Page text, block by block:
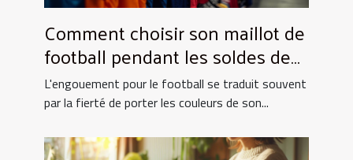
Comment choisir son maillot de
football pendant les soldes de
grande envergure
L'engouement pour le football se traduit souvent
par la fierté de porter les couleurs de son...